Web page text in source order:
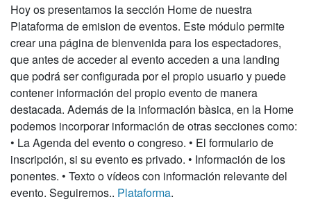
Hoy os presentamos la sección Home de nuestra
Plataforma de emision de eventos. Este módulo permite
crear una página de bienvenida para los espectadores,
que antes de acceder al evento acceden a una landing
que podrá ser configurada por el propio usuario y puede
contener información del propio evento de manera
destacada. Además de la información bàsica, en la Home
podemos incorporar información de otras secciones como:
• La Agenda del evento o congreso. • El formulario de
inscripción, si su evento es privado. • Información de los
ponentes. • Texto o vídeos con información relevante del
evento. Seguiremos.. Plataforma.